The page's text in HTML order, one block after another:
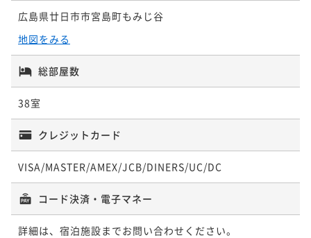
広島県廿日市市宮島町もみじ谷
地図をみる
総部屋数
38室
クレジットカード
VISA/MASTER/AMEX/JCB/DINERS/UC/DC
コード決済・電子マネー
詳細は、宿泊施設までお問い合わせください。